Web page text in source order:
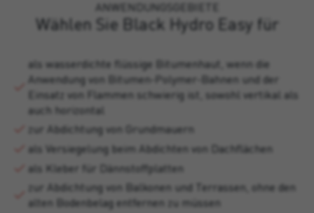
ANWENDUNGSGEBIETE
Wählen Sie Black Hydro Easy für
als wasserdichte flüssige Bitumenhaut, wenn die
Anwendung von Bitumen-Polymer-Bahnen und der
Einsatz von Flammen schwierig ist, sowohl vertikal als
auch horizontal
zur Abdichtung von Grundmauern
als Versiegelung beim Abdichten von Dachflächen
als Kleber für Dännstoffplatten
zur Abdichtung von Balkonen und Terrassen, ohne den
alten Bodenbelag entfernen zu müssen